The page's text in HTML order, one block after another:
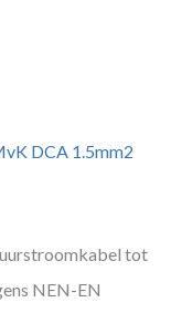
DCA 1.5mm2
tot
NEN-EN